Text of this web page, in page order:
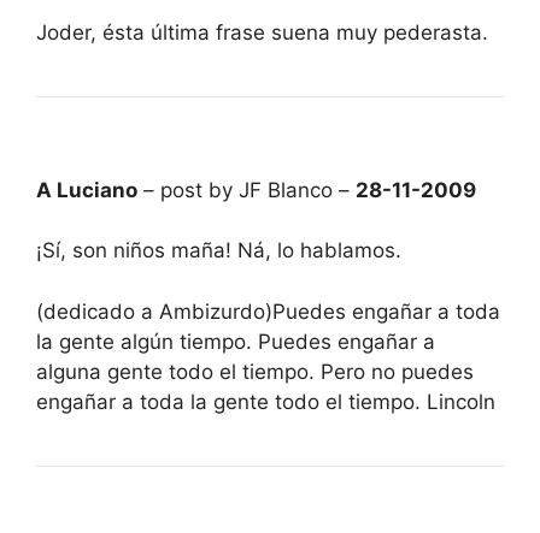
Joder, ésta última frase suena muy pederasta.
A Luciano – post by JF Blanco – 28-11-2009
¡Sí, son niños maña! Ná, lo hablamos.
(dedicado a Ambizurdo)Puedes engañar a toda
la gente algún tiempo. Puedes engañar a
alguna gente todo el tiempo. Pero no puedes
engañar a toda la gente todo el tiempo. Lincoln